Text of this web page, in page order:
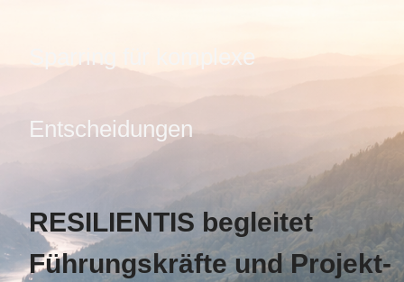
Sparring für komplexe
Entscheidungen
RESILIENTIS begleitet
Führungskräfte und Projekt-